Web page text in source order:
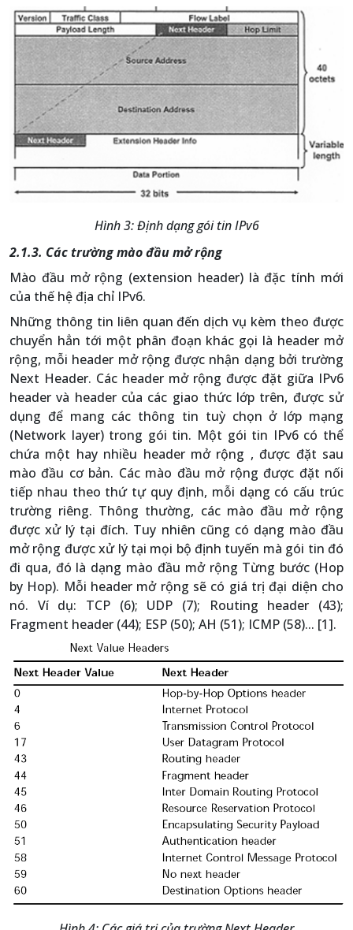
Hình 3: Định dạng gói tin IPv6
2.1.3. Các trường mào đầu mở rộng
Mào đầu mở rộng (extension header) là đặc tính mới
của thế hệ địa chỉ IPv6.
Những thông tin liên quan đến dịch vụ kèm theo được
chuyển hẳn tới một phân đoạn khác gọi là header mở
rộng, mỗi header mở rộng được nhận dạng bởi trường
Next Header. Các header mở rộng được đặt giữa IPv6
header và header của các giao thức lớp trên, được sử
dụng để mang các thông tin tuỳ chọn ở lớp mạng
(Network layer) trong gói tin. Một gói tin IPv6 có thể
chứa một hay nhiều header mở rộng , được đặt sau
mào đầu cơ bản. Các mào đầu mở rộng được đặt nối
tiếp nhau theo thứ tự quy định, mỗi dạng có cấu trúc
trường riêng. Thông thường, các mào đầu mở rộng
được xử lý tại đích. Tuy nhiên cũng có dạng mào đầu
mở rộng được xử lý tại mọi bộ định tuyến mà gói tin đó
đi qua, đó là dạng mào đầu mở rộng Từng bước (Hop
by Hop). Mỗi header mở rộng sẽ có giá trị đại diện cho
nó. Ví dụ: TCP (6); UDP (7); Routing header (43);
Fragment header (44); ESP (50); AH (51); ICMP (58)... [1].